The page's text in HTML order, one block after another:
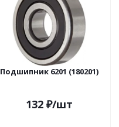
Подшипник 6201 (180201)
132 ₽/шт